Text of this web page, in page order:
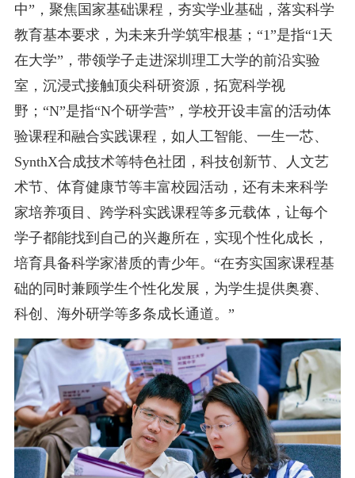
中”，聚焦国家基础课程，夯实学业基础，落实科学
教育基本要求，为未来升学筑牢根基；“1”是指“1天
在大学”，带领学子走进深圳理工大学的前沿实验
室，沉浸式接触顶尖科研资源，拓宽科学视
野；“N”是指“N个研学营”，学校开设丰富的活动体
验课程和融合实践课程，如人工智能、一生一芯、
SynthX合成技术等特色社团，科技创新节、人文艺
术节、体育健康节等丰富校园活动，还有未来科学
家培养项目、跨学科实践课程等多元载体，让每个
学子都能找到自己的兴趣所在，实现个性化成长，
培育具备科学家潜质的青少年。“在夯实国家课程基
础的同时兼顾学生个性化发展，为学生提供奥赛、
科创、海外研学等多条成长通道。”